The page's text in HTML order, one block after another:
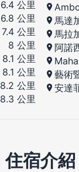
6.4 公里
6.8 公里
7.4 公里
8 公里
8.1 公里
8.1 公里
8.2 公里
8.3 公里
馬達
馬拉
阿諾
藝術
安達
住宿介紹